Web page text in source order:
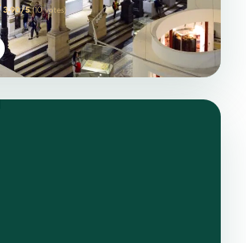
3,90/5(10 votes)